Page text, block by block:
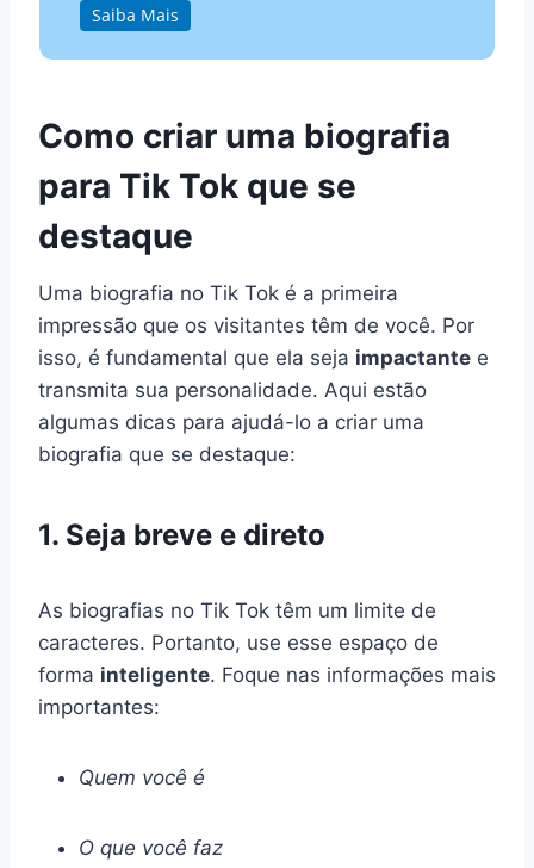
Saiba Mais
Como criar uma biografia
para Tik Tok que se
destaque
Uma biografia no Tik Tok é a primeira
impressão que os visitantes têm de você. Por
isso, é fundamental que ela seja impactante e
transmita sua personalidade. Aqui estão
algumas dicas para ajudá-lo a criar uma
biografia que se destaque:
1. Seja breve e direto
As biografias no Tik Tok têm um limite de
caracteres. Portanto, use esse espaço de
forma inteligente. Foque nas informações mais
importantes:
Quem você é
O que você faz